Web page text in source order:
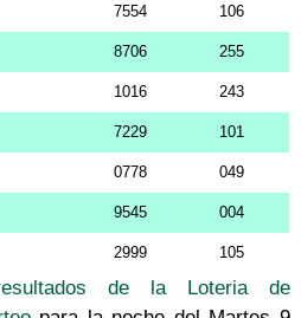
7554 106
8706 255
1016 243
7229 101
0778 049
9545 004
2999 105
de la Loteria de